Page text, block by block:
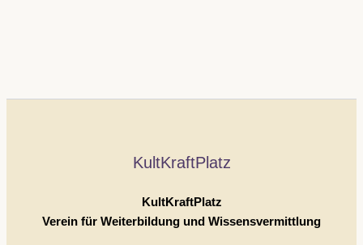
KultKraftPlatz
KultKraftPlatz
Verein für Weiterbildung und Wissensvermittlung